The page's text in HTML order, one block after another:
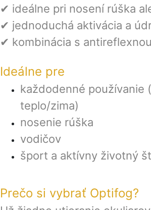
✔ ideálne pri nosení rúška
✔ jednoduchá aktivácia a
✔ kombinácia s
Ideálne pre
každodenné používanie
teplo/zima)
nosenie rúška
vodičov
šport a aktívny životný
Prečo si vybrať Optifog?